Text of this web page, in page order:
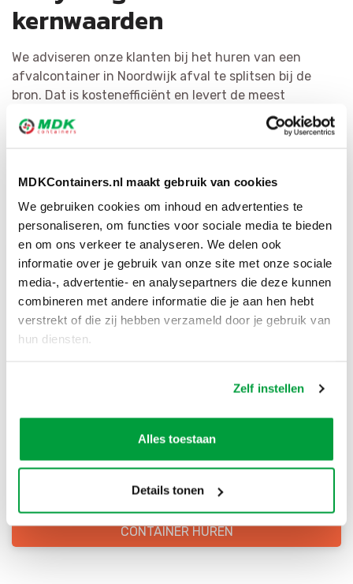
MDKContainers.nl maakt gebruik van cookies
We gebruiken cookies om inhoud en advertenties te
personaliseren, om functies voor sociale media te bieden
en om ons verkeer te analyseren. We delen ook
informatie over je gebruik van onze site met onze sociale
media-, advertentie- en analysepartners die deze kunnen
combineren met andere informatie die je aan hen hebt
verstrekt of die zij hebben verzameld door je gebruik van
hun diensten.
Zelf instellen
Alles toestaan
Details tonen
kernwaarden
We adviseren onze klanten bij het huren van een
afvalcontainer in Noordwijk afval te splitsen bij de
bron. Dat is kostenefficiënt en levert de meest
kwalitatieve materialen op. Het hergebruiken van afval
is voor MDK Containers erg belangrijk. We verdelen
Met ons brede netwerk hebben wij voor elke afvalsoort
de juiste bestemming.
Bestel direct je container
Scherpe prijzen
Snelle levering
Goede kwaliteit
Snelle klantenservice
CONTAINER HUREN